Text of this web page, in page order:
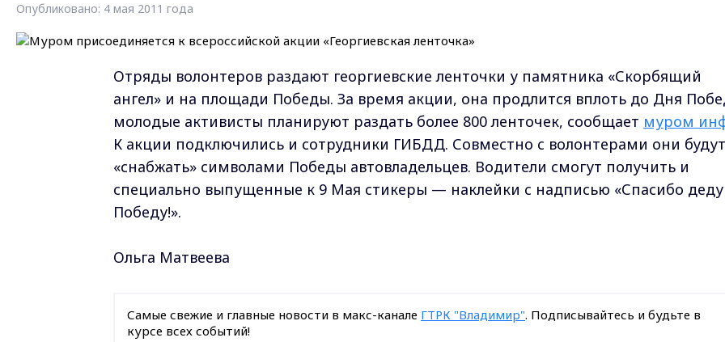
Опубликовано: 4 мая 2011 года
Отряды волонтеров раздают георгиевские ленточки у памятника «Скорбящий
ангел» и на площади Победы. За время акции, она продлится вплоть до Дня
молодые активисты планируют раздать более 800 ленточек, сообщает муром
К акции подключились и сотрудники ГИБДД. Совместно с волонтерами они будут
«снабжать» символами Победы автовладельцев. Водители смогут получить и
специально выпущенные к 9 Мая стикеры — наклейки с надписью «Спасибо деду
Победу!».
Ольга Матвеева
Самые свежие и главные новости в макс-канале ГТРК "Владимир". Подписывайтесь и будьте в
курсе всех событий!